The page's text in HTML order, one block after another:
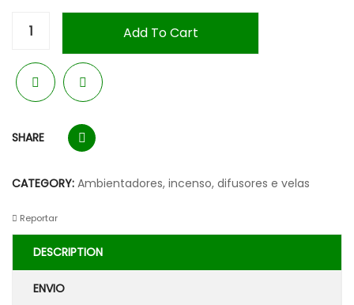
Add To Cart
SHARE
CATEGORY: Ambientadores, incenso, difusores e velas
Reportar
DESCRIPTION
ENVIO